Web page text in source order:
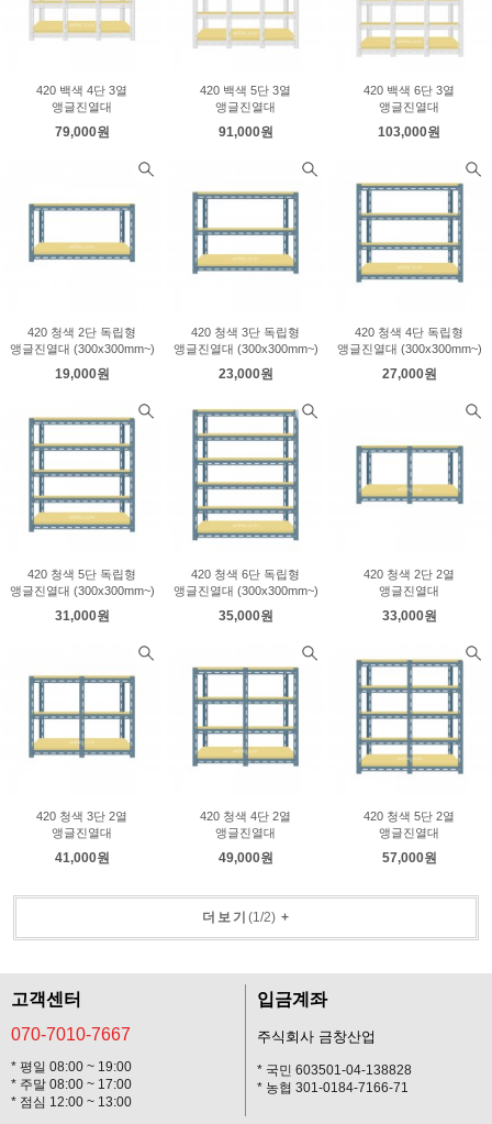
420 백색 4단 3열
앵글진열대
79,000원
420 백색 5단 3열
앵글진열대
91,000원
420 백색 6단 3열
앵글진열대
103,000원
420 청색 2단 독립형
앵글진열대 (300x300mm~)
19,000원
420 청색 3단 독립형
앵글진열대 (300x300mm~)
23,000원
420 청색 4단 독립형
앵글진열대 (300x300mm~)
27,000원
420 청색 5단 독립형
앵글진열대 (300x300mm~)
31,000원
420 청색 6단 독립형
앵글진열대 (300x300mm~)
35,000원
420 청색 2단 2열
앵글진열대
33,000원
420 청색 3단 2열
앵글진열대
41,000원
420 청색 4단 2열
앵글진열대
49,000원
420 청색 5단 2열
앵글진열대
57,000원
더보기 (1/2)+
고객센터
070-7010-7667
* 평일 08:00 ~ 19:00
* 주말 08:00 ~ 17:00
* 점심 12:00 ~ 13:00
입금계좌
주식회사 금창산업
* 국민 603501-04-138828
* 농협 301-0184-7166-71